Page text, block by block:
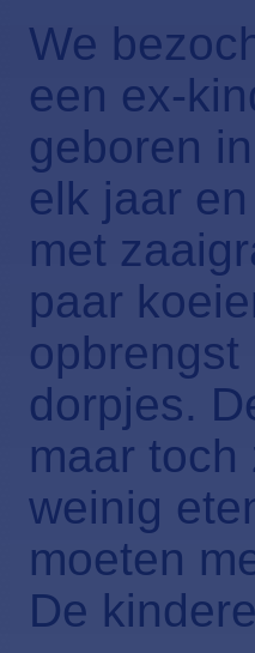
We
een ex-
geboren
elk jaar
met
paar
dorpjes.
maar
weinig
moeten
De